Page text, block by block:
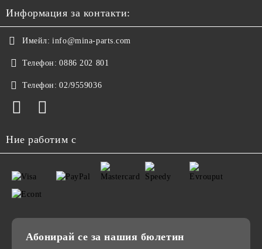
Информация за контакти:
Имейл: info@mina-parts.com
Телефон: 0886 202 801
Телефон: 02/9559036
Ние работим с
Абонирай се за нашия бюлетин